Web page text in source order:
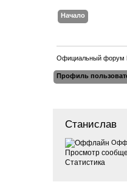
Начало
Официальный форум
Профиль
Cтанислав
Просмотр
Статистика